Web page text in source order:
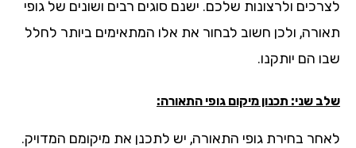
ולרצונות שלכם. ישנם סוגים רבים ושונים של גופי
ולכן חשוב לבחור את אלו המתאימים ביותר לחלל
הם יותקנו.
שני: תכנון מיקום גופי התאורה:
בחירת גופי התאורה, יש לתכנן את מיקומם המדויק.